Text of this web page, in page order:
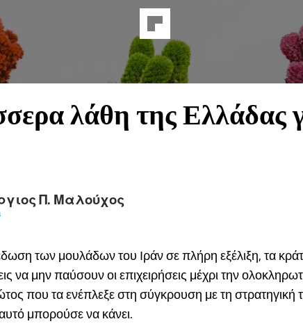
λάθη της Ελλάδας
Π. Μαλούχος
των μουλάδων του Ιράν σε πλήρη εξέλιξη, τα
να μην παύσουν οι επιχειρήσεις μέχρι την
που τα ενέπλεξε στη σύγκρουση με τη στρατηγική
μπορούσε να κάνει.